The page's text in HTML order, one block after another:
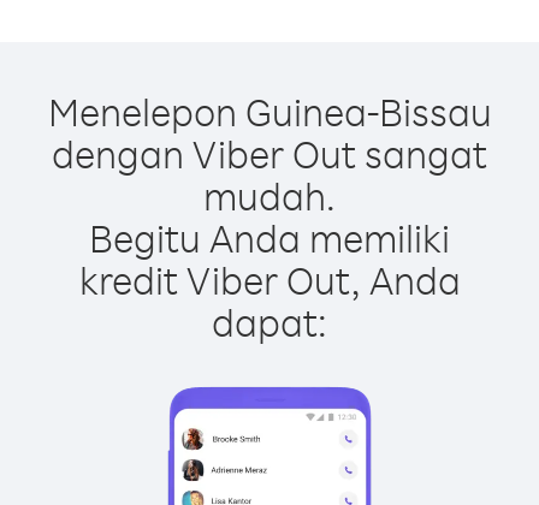
Menelepon Guinea-Bissau
dengan Viber Out sangat
mudah.
Begitu Anda memiliki
kredit Viber Out, Anda
dapat: